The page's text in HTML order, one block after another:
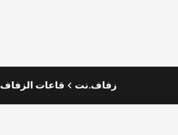
زفاف.نت قاعات الزفاف